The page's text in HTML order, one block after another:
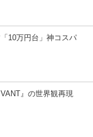
10万円台」神コスパ
』の世界観再現